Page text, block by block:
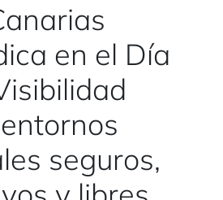
en el Día
seguros,